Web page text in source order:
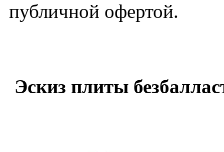
публичной офертой.
Эскиз плиты